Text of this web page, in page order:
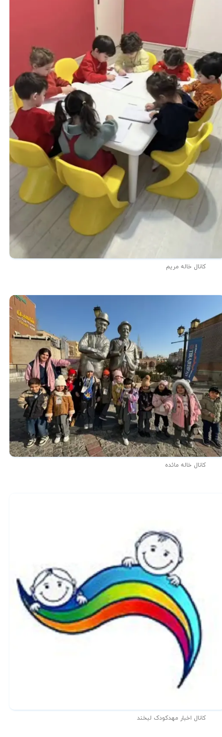
کانال خاله مریم
کانال خاله مائده
کانال اخبار مهدکودک لبخند